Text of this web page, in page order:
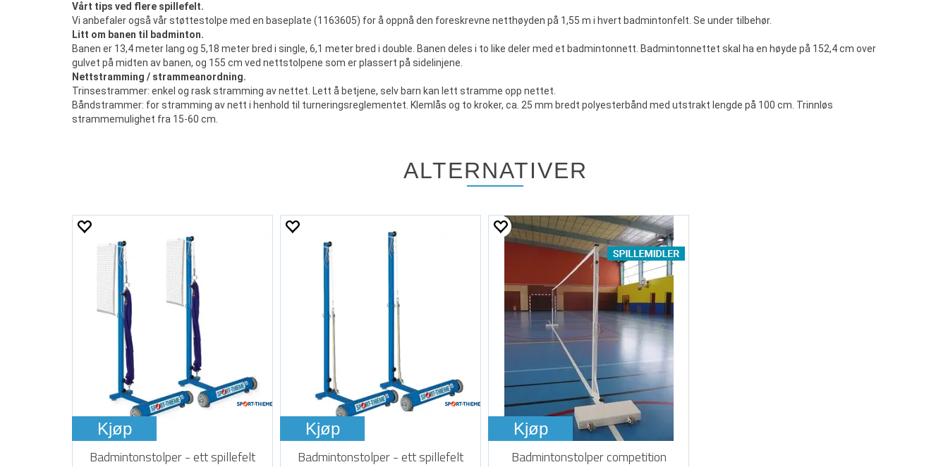
Vårt tips ved flere spillefelt.
Vi anbefaler også vår støttestolpe med en baseplate (1163605) for å oppnå den foreskrevne netthøyden på 1,55 m i hvert badmintonfelt. Se under tilbehør.
Litt om banen til badminton.
Banen er 13,4 meter lang og 5,18 meter bred i single, 6,1 meter bred i double. Banen deles i to like deler med et badmintonnett. Badmintonnettet skal ha en høyde på 152,4 cm over
gulvet på midten av banen, og 155 cm ved nettstolpene som er plassert på sidelinjene.
Nettstramming / strammeanordning.
Trinsestrammer: enkel og rask stramming av nettet. Lett å betjene, selv barn kan lett stramme opp nettet.
Båndstrammer: for stramming av nett i henhold til turneringsreglementet. Klemlås og to kroker, ca. 25 mm bredt polyesterbånd med utstrakt lengde på 100 cm. Trinnløs
strammemulighet fra 15-60 cm.
ALTERNATIVER
Kjøp
Badmintonstolper - ett spillefelt
Kjøp
Badmintonstolper - ett spillefelt
Kjøp
Badmintonstolper competition